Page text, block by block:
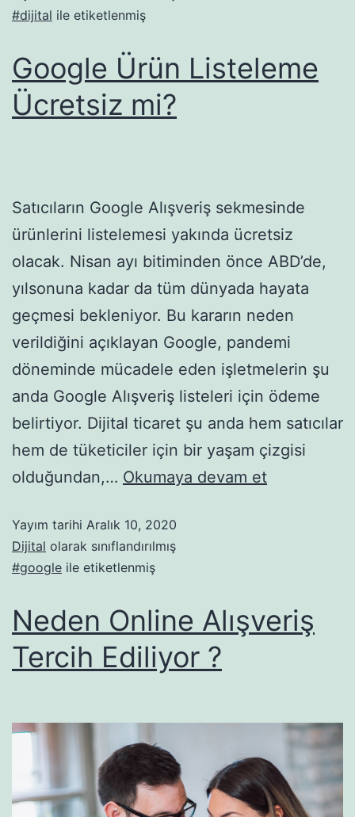
#dijital ile etiketlenmiş
Google Ürün Listeleme
Ücretsiz mi?
Satıcıların Google Alışveriş sekmesinde
ürünlerini listelemesi yakında ücretsiz
olacak. Nisan ayı bitiminden önce ABD’de,
yılsonuna kadar da tüm dünyada hayata
geçmesi bekleniyor. Bu kararın neden
verildiğini açıklayan Google, pandemi
döneminde mücadele eden işletmelerin şu
anda Google Alışveriş listeleri için ödeme
belirtiyor. Dijital ticaret şu anda hem satıcılar
hem de tüketiciler için bir yaşam çizgisi
olduğundan,… Okumaya devam et
Yayım tarihi Aralık 10, 2020
Dijital olarak sınıflandırılmış
#google ile etiketlenmiş
Neden Online Alışveriş
Tercih Ediliyor ?